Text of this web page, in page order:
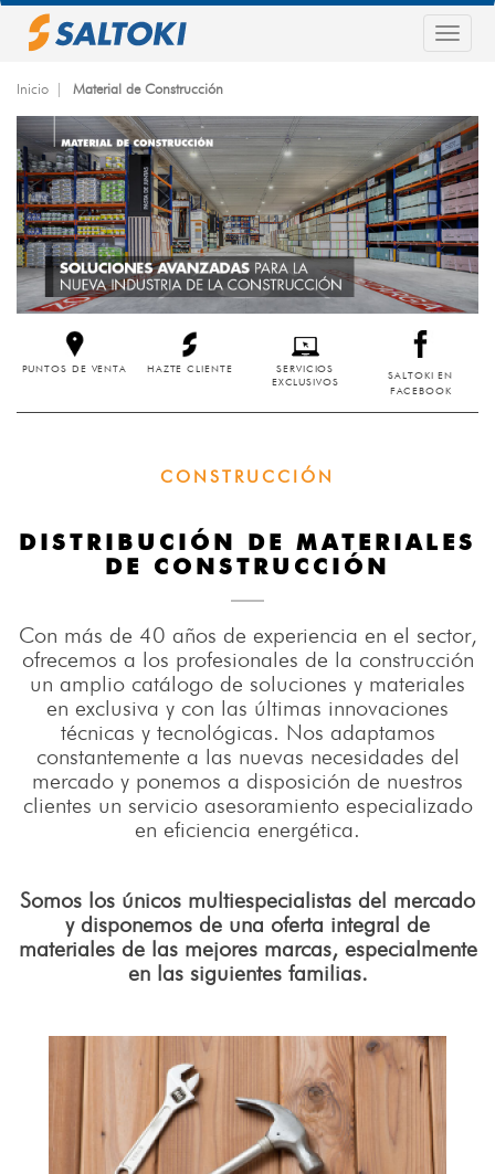
Pasar
principal
Inicio Material de Construcción
PUNTOS DE VENTA HAZTE CLIENTE
SERVICIOS
EXCLUSIVOS
SALTOKI EN
FACEBOOK
CONSTRUCCIÓN
DISTRIBUCIÓN DE MATERIALES
DE CONSTRUCCIÓN
Con más de 40 años de experiencia en el sector,
ofrecemos a los profesionales de la construcción
un amplio catálogo de soluciones y materiales
en exclusiva y con las últimas innovaciones
técnicas y tecnológicas. Nos adaptamos
constantemente a las nuevas necesidades del
mercado y ponemos a disposición de nuestros
clientes un servicio asesoramiento especializado
en eficiencia energética.
Somos los únicos multiespecialistas del mercado
y disponemos de una oferta integral de
materiales de las mejores marcas, especialmente
en las siguientes familias.